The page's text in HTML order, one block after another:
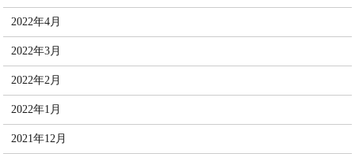
2022年4月
2022年3月
2022年2月
2022年1月
2021年12月